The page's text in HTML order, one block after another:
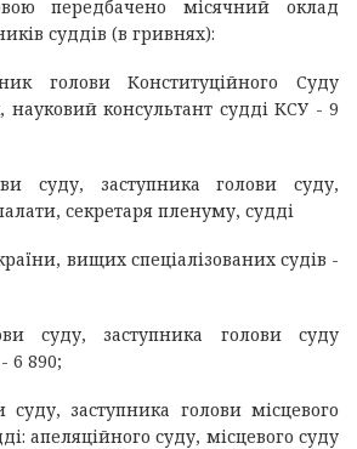
передбачено місячний оклад
суддів (в гривнях):
голови Конституційного Суду
науковий консультант судді КСУ - 9
суду, заступника голови суду,
секретаря пленуму, судді
вищих спеціалізованих судів -
суду, заступника голови суду
6 890;
заступника голови місцевого
апеляційного суду, місцевого суду